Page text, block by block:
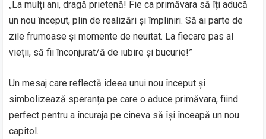
„La mulți ani, dragă prietenă! Fie ca primăvara să îți aducă
un nou început, plin de realizări și împliniri. Să ai parte de
zile frumoase și momente de neuitat. La fiecare pas al
vieții, să fii înconjurat/ă de iubire și bucurie!”
Un mesaj care reflectă ideea unui nou început și
simbolizează speranța pe care o aduce primăvara, fiind
perfect pentru a încuraja pe cineva să își înceapă un nou
capitol.